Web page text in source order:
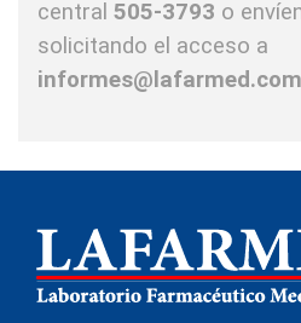
central 505-3793 o
solicitando el acceso a